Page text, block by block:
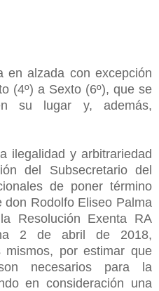
en alzada con excepción
(4º) a Sexto (6º), que se
su lugar y, además,
ilegalidad y arbitrariedad
del Subsecretario del
de poner término
Rodolfo Eliseo Palma
Resolución Exenta RA
2 de abril de 2018,
por estimar que
necesarios para la
en consideración una